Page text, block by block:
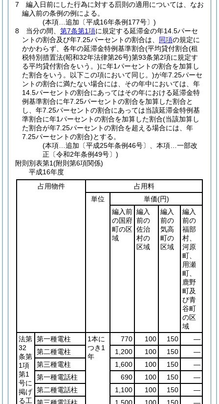
7
編入日前にした行為に対する罰則の適用については、なお
編入前の条例の例による。
(本項…追加〔平成16年条例177号〕)
8
当分の間、 第7条第1項に規定する延滞金の年14.5パーセ
ントの割合及び年7.25パーセントの割合は、 同項の規定に
かかわらず、各年の延滞金特例基準割合(平均貸付割合(租
税特別措置法(昭和32年法律第26号)第93条第2項に規定す
る平均貸付割合をいう。)に年1パーセントの割合を加算し
た割合をいう。以下この項において同じ。)が年7.25パーセ
ントの割合に満たない場合には、その年中においては、年
14.5パーセントの割合にあってはその年における延滞金特
例基準割合に年7.25パーセントの割合を加算した割合と
し、年7.25パーセントの割合にあっては当該延滞金特例基
準割合に年1パーセントの割合を加算した割合(当該加算し
た割合が年7.25パーセントの割合を超える場合には、年
7.25パーセントの割合)とする。
(本項…追加〔平成25年条例46号〕、本項…一部改
正〔令和2年条例49号〕)
附則別表第1(附則第6項関係)
平成16年度
占用物件
占用料
単位
単価(円)
編入前
の国府
町の区
域
編入
前の
佐治
村の
区域
編入
前の
気高
町の
区域
編入
前の
福部
村、
河原
町、
用瀬
町、
鹿野
町及
び青
谷町
の区
域
法第
32
条第
1項
第1
号に
掲げ
る工
第一種電柱
1本に
つき1
年
770 100 150
―
第二種電柱
1,200 100 150
―
第三種電柱
1,600 100 150
―
第一種電話柱
690 100 150
―
第二種電話柱
1,100 100 150
―